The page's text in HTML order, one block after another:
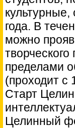
культурные,
года. В
можно
пределами
(проходит с
Старт
Целинный